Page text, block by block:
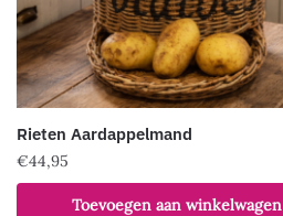
Rieten Aardappelmand
€44,95
Toevoegen aan winkelwagen